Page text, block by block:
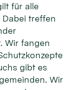
für alle
Dabei treffen
Wir fangen
gibt es
Wir